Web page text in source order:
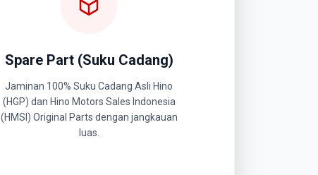
Spare Part (Suku Cadang)
Jaminan 100% Suku Cadang Asli Hino
(HGP) dan Hino Motors Sales Indonesia
(HMSI) Original Parts dengan jangkauan
luas.